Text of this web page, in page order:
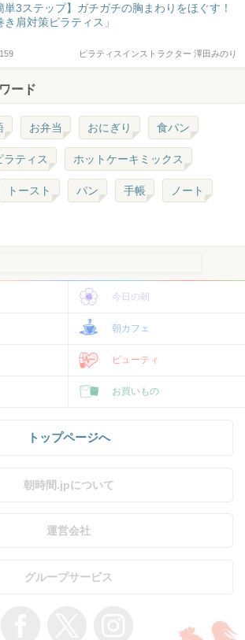
単3ステップ】ガチガチの胸まわりをほぐす！
き肩対策ピラティス」
ピラティスインストラクター 澤田みのり
ード
お弁当 おにぎり 食パン
ラティス ホットケーキミックス
トースト パン 手帳 ノート
今日の朝
朝カフェ
ビューティ
お買いもの
トップページへ
朝時間.jpについて
運営会社
グループサービス